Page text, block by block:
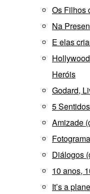
Os Filhos
Na
E elas
Heróis
Godard,
5
Amizade
Diálogos
10 anos,
It’s a